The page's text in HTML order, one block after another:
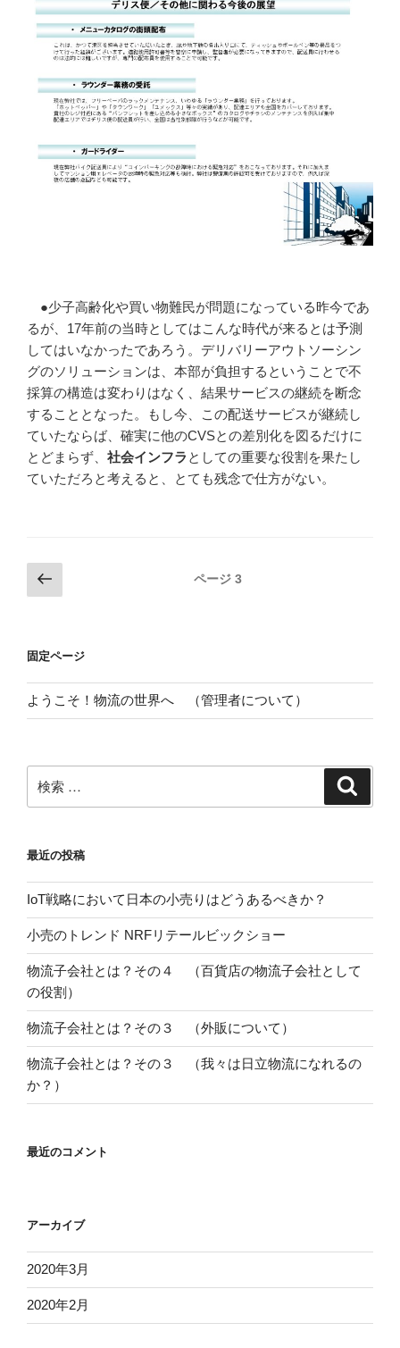
●少子高齢化や買い物難民が問題になっている昨今であ
るが、17年前の当時としてはこんな時代が来るとは予測
してはいなかったであろう。デリバリーアウトソーシン
グのソリューションは、本部が負担するということで不
採算の構造は変わりはなく、結果サービスの継続を断念
することとなった。もし今、この配送サービスが継続し
ていたならば、確実に他のCVSとの差別化を図るだけに
とどまらず、 社会インフラとしての重要な役割を果たし
ていただろと考えると、とても残念で仕方がない。
投
稿
ビ
ー
シ
ン
の
ジ
ページ 3
固定ページ
ようこそ！物流の世界へ （管理者について）
索:
最近の投稿
IoT戦略において日本の小売りはどうあるべきか？
小売のトレンド NRFリテールビックショー
物流子会社とは？その４ （百貨店の物流子会社として
の役割）
物流子会社とは？その３ （外販について）
物流子会社とは？その３ （我々は日立物流になれるの
か？）
最近のコメント
アーカイブ
2020年3月
2020年2月